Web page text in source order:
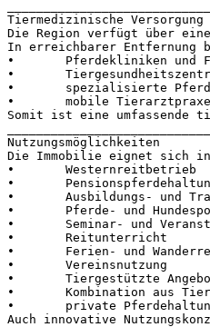
Tiermedizinische Versorgung
Die Region verfügt über
In erreichbarer Entfernung
•	Pferdekliniken und Fachtierärzte im Raum Kassel
•	Tiergesundheitszentren im Raum Warburg
•	spezialisierte Pferdekliniken im nordhessischen Raum
•	mobile Tierarztpraxen für Pferde und Großtiere
Somit ist eine umfassende
Nutzungsmöglichkeiten
Die Immobilie eignet sich
•	Westernreitbetrieb
•	Pensionspferdehaltung
•	Ausbildungs- und Trainingszentrum
•	Pferde- und Hundesport
•	Seminar- und Veranstaltungsbetrieb
•	Reitunterricht
•	Ferien- und Wanderreitstation
•	Vereinsnutzung
•	Tiergestützte Angebote
•	Kombination aus Tierhaltung und gewerblicher Nutzung
•	private Pferdehaltung mit umfangreicher Infrastruktur
Auch innovative